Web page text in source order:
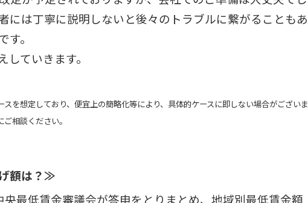
には丁寧に説明しないと後々のトラブルに繋がることもあ
。
ていきます。
を想定しており、便宜上の簡略化等により、具体的ケースに即しない場合がございま
相談ください。
額は？≫
最低賃金審議会が答申をとりまとめ、 地域別最低賃金額